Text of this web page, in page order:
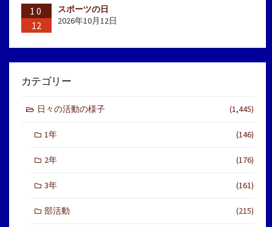
10
12
スポーツの日
2026年10月12日
カテゴリー
日々の活動の様子 (1,445)
1年 (146)
2年 (176)
3年 (161)
部活動 (215)